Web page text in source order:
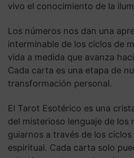
vivo el conocimiento de la
Los números nos dan una
interminable de los ciclos de
vida a medida que avanza
Cada carta es una etapa de
transformación personal.
El Tarot Esotérico es una
del misterioso lenguaje de los
guiarnos a través de los
espiritual. Cada carta solo